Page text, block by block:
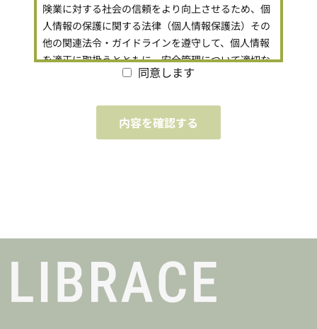
険業に対する社会の信頼をより向上させるため、個
人情報の保護に関する法律（個人情報保護法）その
他の関連法令・ガイドラインを遵守して、個人情報
を適正に取扱うとともに、安全管理について適切な
に従業者への教育・指導を徹底し、適正な取扱いが
行われるよう取り組んでまいります。また、個人情
当社は、十分な安全管理措置を講じたうえで、業務
報を取得します。
上記の利用目的の変更は、関連性を有すると合理
的に認められる範囲においてのみ行い、変更する場
同意します